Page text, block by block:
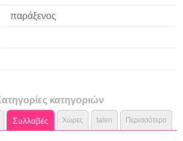
παράξενος
κατηγοριών
Συλλαβές Χώρες talen Περισσότερο